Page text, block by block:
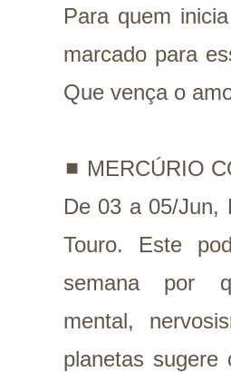
Para quem
marcado para
Que vença o
◼️ MERCÚRIO
De 03 a 05/Jun,
Touro. Este
semana por
mental,
planetas sugere